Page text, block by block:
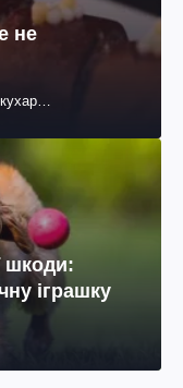
не
шкоди:
іграшку